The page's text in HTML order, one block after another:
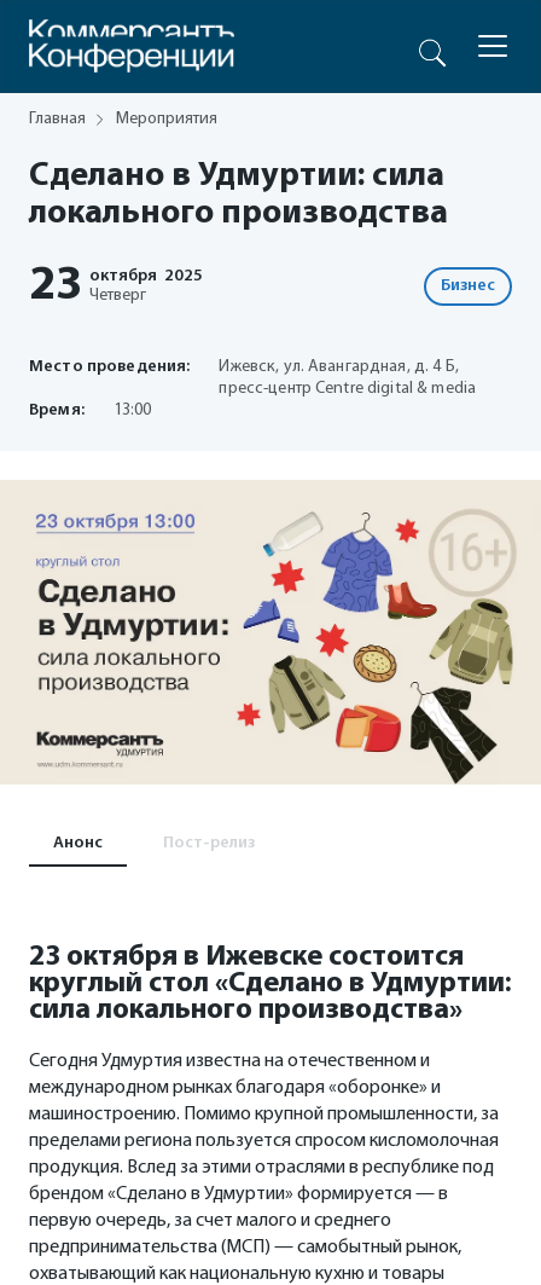
Главная Мероприятия
Сделано в Удмуртии: сила
локального производства
23 октября 2025
Четверг
Бизнес
Место проведения:
Ижевск, ул. Авангардная, д. 4 Б,
пресс-центр Centre digital & media
Время:
13:00
Анонс Пост-релиз
23 октября в Ижевске состоится
круглый стол «Сделано в Удмуртии:
сила локального производства»
Сегодня Удмуртия известна на отечественном и
международном рынках благодаря «оборонке» и
машиностроению. Помимо крупной промышленности, за
пределами региона пользуется спросом кисломолочная
продукция. Вслед за этими отраслями в республике под
брендом «Сделано в Удмуртии» формируется — в
первую очередь, за счет малого и среднего
предпринимательства (МСП) — самобытный рынок,
охватывающий как национальную кухню и товары